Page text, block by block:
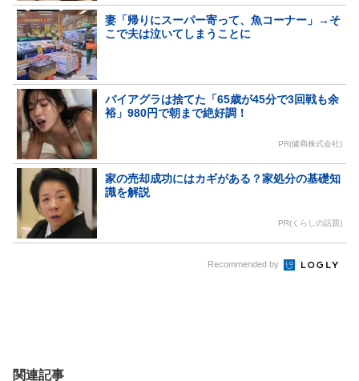
妻「帰りにスーパー寄って、魚コーナー」→そ
こで夫は泣いてしまうことに
バイアグラは捨てた「65歳が45分で3回戦も余
裕」980円で朝まで絶好調！
PR(健商株式会社)
家の売却成功にはカギがある？家処分の基礎知
識を解説
PR(くらしの話題)
Recommended by
関連記事